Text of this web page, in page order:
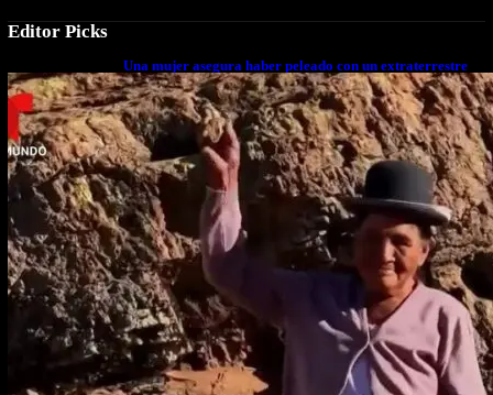
Editor Picks
Una mujer asegura haber peleado con un extraterrestre
cuerpo a cuerpo